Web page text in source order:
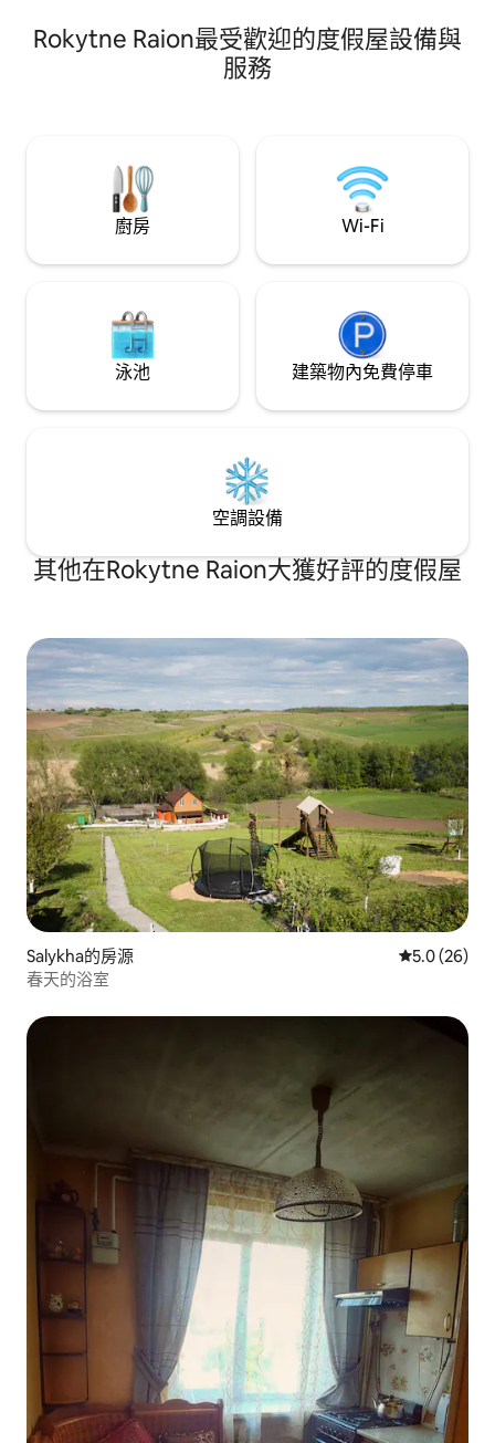
鍋、早餐和菜單 付款和預訂後，您將收到
一封簡訊，其中包含聯絡方式以獲得指示
露臺 在預訂時，
和點餐選項作為附
Rokytne Raion最受歡迎的度假屋設備與
服務
廚房 Wi-Fi
泳池 建築物內免費停車
空調設備
其他在Rokytne Raion大獲好評的度假屋
Salykha的房源 從 26 則評
5.0 (26)
春天的浴室